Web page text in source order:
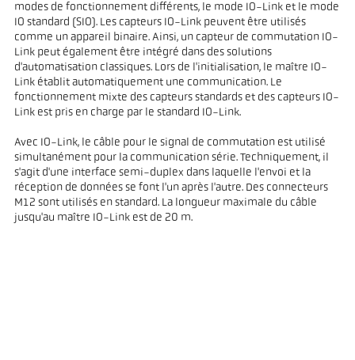
modes de fonctionnement différents, le mode IO-Link et le mode
IO standard (SIO). Les capteurs IO-Link peuvent être utilisés
comme un appareil binaire. Ainsi, un capteur de commutation IO-
Link peut également être intégré dans des solutions
d'automatisation classiques. Lors de l'initialisation, le maître IO-
Link établit automatiquement une communication. Le
fonctionnement mixte des capteurs standards et des capteurs IO-
Link est pris en charge par le standard IO-Link.
Avec IO-Link, le câble pour le signal de commutation est utilisé
simultanément pour la communication série. Techniquement, il
s'agit d'une interface semi-duplex dans laquelle l'envoi et la
réception de données se font l'un après l'autre. Des connecteurs
M12 sont utilisés en standard. La longueur maximale du câble
jusqu'au maître IO-Link est de 20 m.